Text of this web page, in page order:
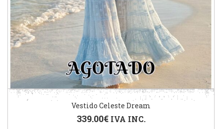
Vestido Celeste Dream
339.00€ IVA INC.